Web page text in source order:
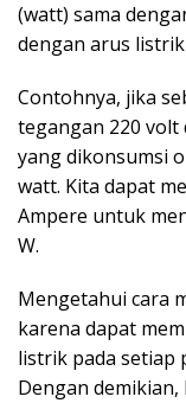
(watt) sama
dengan arus
Contohnya, jika
tegangan 220 volt
yang dikonsumsi
watt. Kita dapat
Ampere untuk
W.
Mengetahui cara
karena dapat
listrik pada setiap
Dengan